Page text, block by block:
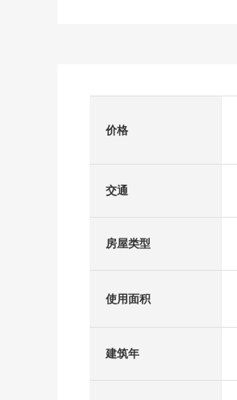
价格
交通
房屋类型
使用面积
建筑年